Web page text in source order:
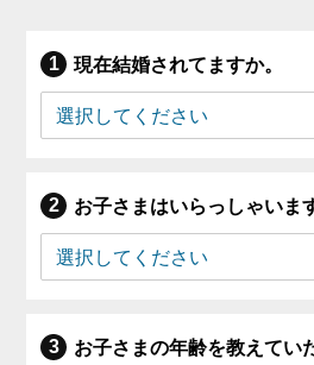
現在結婚されてますか。
お子さまはいらっしゃいま
お子さまの年齢を教えてい